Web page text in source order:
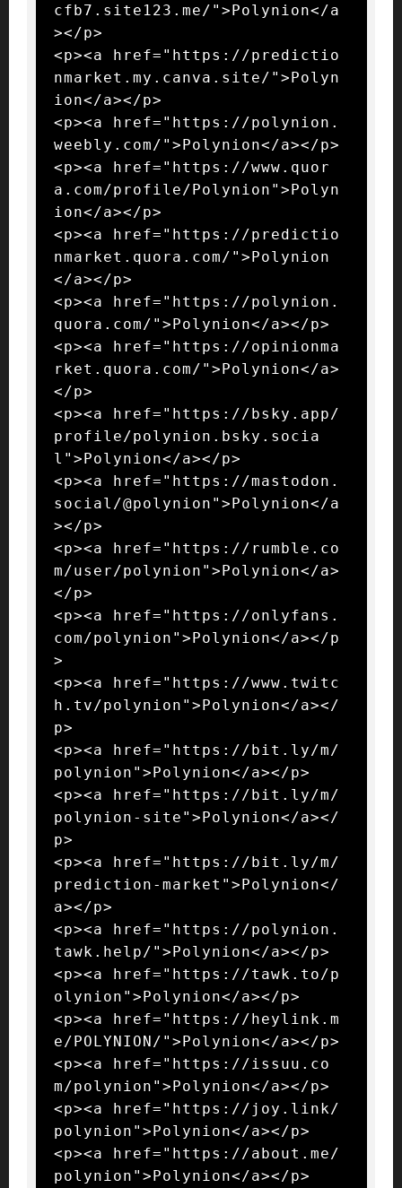
cfb7.site123.me/">Polynion</a
></p>
<p><a href="https://predictio
nmarket.my.canva.site/">Polyn
ion</a></p>
<p><a href="https://polynion.
weebly.com/">Polynion</a></p>
<p><a href="https://www.quor
a.com/profile/Polynion">Polyn
ion</a></p>
<p><a href="https://predictio
nmarket.quora.com/">Polynion
</a></p>
<p><a href="https://polynion.
quora.com/">Polynion</a></p>
<p><a href="https://opinionma
rket.quora.com/">Polynion</a>
</p>
<p><a href="https://bsky.app/
profile/polynion.bsky.socia
l">Polynion</a></p>
<p><a href="https://mastodon.
social/@polynion">Polynion</a
></p>
<p><a href="https://rumble.co
m/user/polynion">Polynion</a>
</p>
<p><a href="https://onlyfans.
com/polynion">Polynion</a></p
>
<p><a href="https://www.twitc
h.tv/polynion">Polynion</a></
p>
<p><a href="https://bit.ly/m/
polynion">Polynion</a></p>
<p><a href="https://bit.ly/m/
polynion-site">Polynion</a></
p>
<p><a href="https://bit.ly/m/
prediction-market">Polynion</
a></p>
<p><a href="https://polynion.
tawk.help/">Polynion</a></p>
<p><a href="https://tawk.to/p
olynion">Polynion</a></p>
<p><a href="https://heylink.m
e/POLYNION/">Polynion</a></p>
<p><a href="https://issuu.co
m/polynion">Polynion</a></p>
<p><a href="https://joy.link/
polynion">Polynion</a></p>
<p><a href="https://about.me/
polynion">Polynion</a></p>